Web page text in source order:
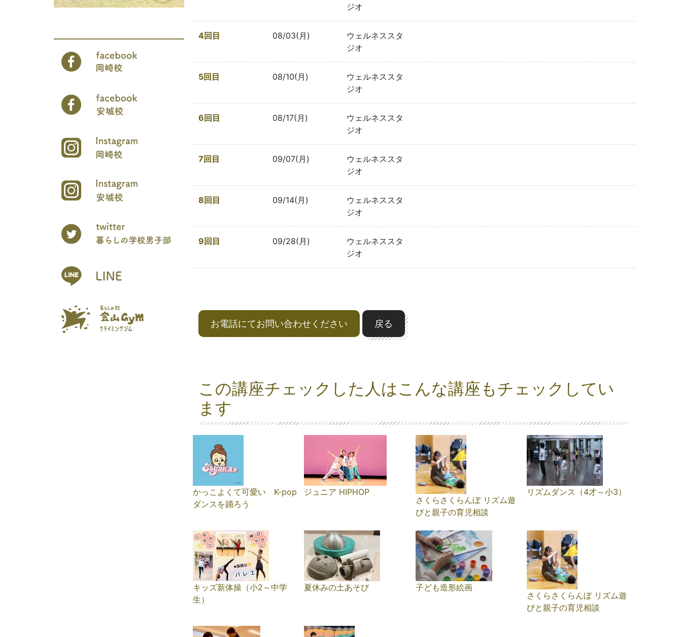
ジオ
4回目 08/03(月)
ウェルネススタ
ジオ
5回目 08/10(月)
ウェルネススタ
ジオ
6回目 08/17(月)
ウェルネススタ
ジオ
7回目 09/07(月)
ウェルネススタ
ジオ
8回目 09/14(月)
ウェルネススタ
ジオ
9回目 09/28(月)
ウェルネススタ
ジオ
お電話にてお問い合わせください 戻る
この講座チェックした人はこんな講座もチェックしてい
ます
かっこよくて可愛い K-pop
ダンスを踊ろう
ジュニア HIPHOP
さくらさくらんぼ リズム遊
びと親子の育児相談
リズムダンス（4才～小3）
キッズ新体操（小2～中学
生）
夏休みの土あそび
子ども造形絵画
さくらさくらんぼ リズム遊
びと親子の育児相談